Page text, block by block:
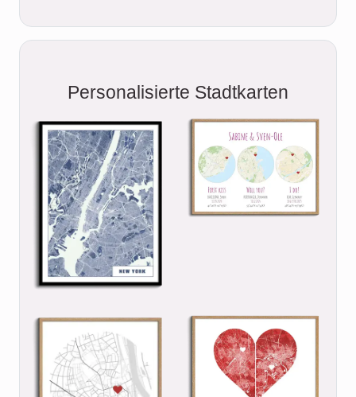
Personalisierte Stadtkarten